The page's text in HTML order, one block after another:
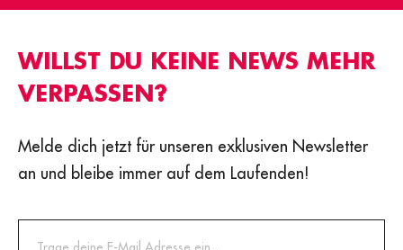
WILLST DU KEINE NEWS MEHR
VERPASSEN?
Melde dich jetzt für unseren exklusiven Newsletter
an und bleibe immer auf dem Laufenden!